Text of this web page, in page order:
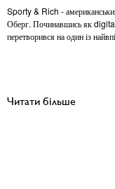
Sporty & Rich -
Оберг. Починавшись як
перетворився на один із
Читати більше